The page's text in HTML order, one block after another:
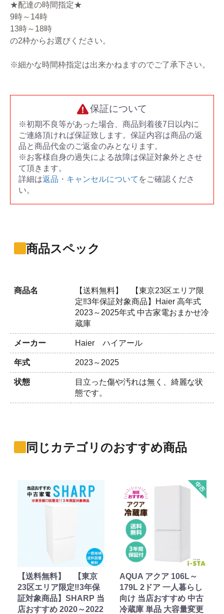
★配達の時間指定★
9時～14時
13時～18時
の2枠からお選びください。
※細かな時間枠指定は出来かねますのでご了承下さい。
保証について
※初期不良等があった場合、商品到着後7日以内に
ご連絡頂ければ保証致します。保証内容は商品の返
品と商品代金のご返金のみとなります。
※お客様自身の過失による故障は保証対象外とさせ
て頂きます。
詳細は返品・キャンセルについて をご確認くださ
い。
商品スペック
商品名
【送料無料】 【東京23区エリア限
定‼3年保証対象商品】Haier 高年式
2023～2025年式 中古家電おまかせ冷
蔵庫
メーカー Haier ハイアール
年式 2023～2025
状態
目立った傷や汚れは無く、綺麗な状
態です。
同じカテゴリのおすすめ商品
【送料無料】 【東京
23区エリア限定‼3年保
証対象商品】SHARP 当
店おすすめ 2020～2022
AQUA アクア 106L～
179L 2ドア 一人暮らし
向け 当店おすすめ 中古
冷蔵庫 単品 大容量変更